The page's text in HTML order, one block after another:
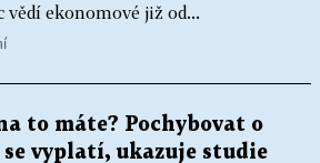
vědí ekonomové již od...
to máte? Pochybovat o
vyplatí, ukazuje studie